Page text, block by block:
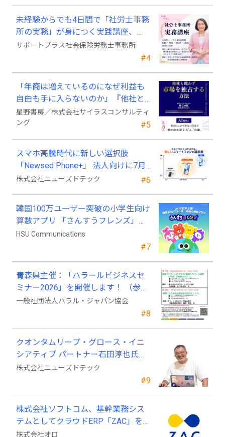
#4
未経験からでも4日間で「社労士事務
所の実務」が身につく実践講座、
2026年9月開講
サポートプラス社会保険労務士事務所
#5
「年商は増えているのになぜ利益も
自由も手に入らないのか」『他社と
競わず 市場を独占する方法』発売
星野書房／株式会社サイラスコンサルティ
ング
#6
スマホ高騰時代に新しい選択肢
「Newsed Phone+」 法人向けに7月
23日から販売開始
株式会社ニューズドテック
#7
韓国100万ユーザー突破の小学生向け
算数アプリ 「さんすうフレンズ」、
ついに日本上陸!
HSU Communications
#8
青森県主催：「ハラールビジネスセ
ミナー2026」を開催します！ （参加
費無料）
一般社団法人ハラル・ジャパン協会
#9
クオンタムリープ・グロース・イニ
シアティブ パートナー石田淳也氏が
ニューズドテックの戦略顧問に就任
株式会社ニューズドテック
株式会社ソフトコム、基幹業務シス
テムとしてクラウドERP「ZAC」を採
用
株式会社オロ